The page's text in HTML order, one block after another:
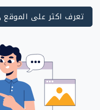
تعرف اكثر على الموقع